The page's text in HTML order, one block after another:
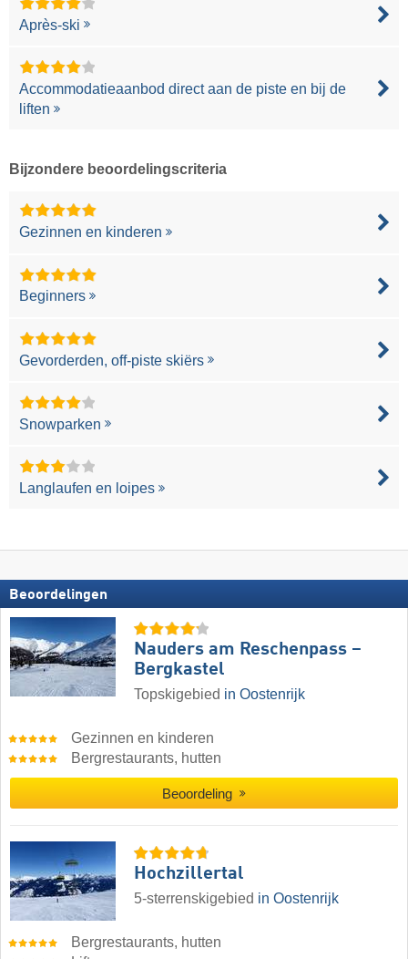
Après-ski
Accommodatieaanbod direct aan de piste en bij de
liften
Bijzondere beoordelingscriteria
Gezinnen en kinderen
Beginners
Gevorderden, off-piste skiërs
Snowparken
Langlaufen en loipes
Beoordelingen
Nauders am Reschenpass –
Bergkastel
Topskigebied in Oostenrijk
Gezinnen en kinderen
Bergrestaurants, hutten
Beoordeling
Hochzillertal
5-sterrenskigebied in Oostenrijk
Bergrestaurants, hutten